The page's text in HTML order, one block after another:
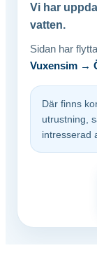
Vi har
vatten.
Sidan har
Vuxensim →
Där finns
utrustning,
intresserad